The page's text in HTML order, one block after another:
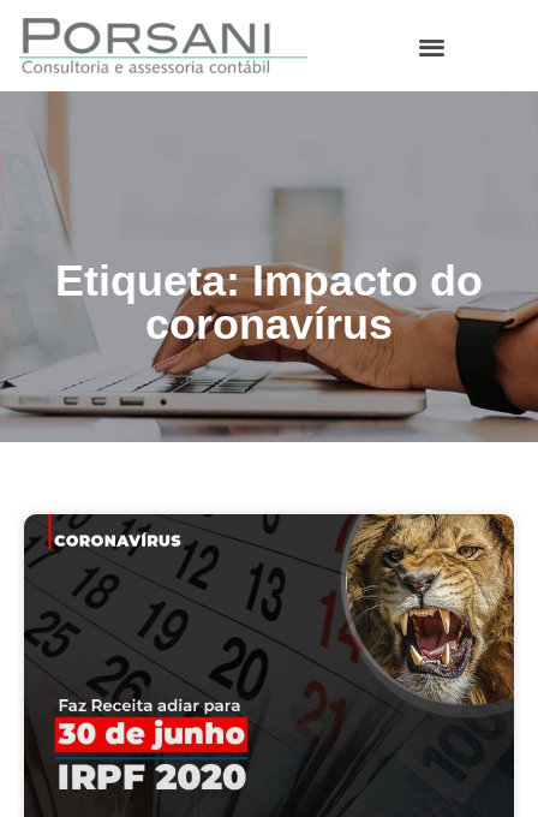
Etiqueta: Impacto do
coronavírus